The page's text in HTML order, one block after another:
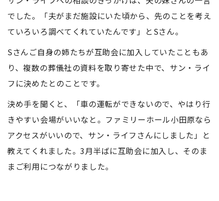
でした。「夫がまだ施設にいた頃から、先のことを考え
ていろいろ調べてくれていたんです」とSさん。
Sさんご自身の姉たちが互助会に加入していたこともあ
り、複数の葬儀社の資料を取り寄せた中で、サン・ライ
フに決めたとのことです。
決め手を聞くと、「車の運転ができないので、やはり行
きやすい会場がいいなと。ファミリーホール小田原なら
アクセスがいいので、サン・ライフさんにしました」と
教えてくれました。3月半ばに互助会に加入し、そのま
まご利用につながりました。